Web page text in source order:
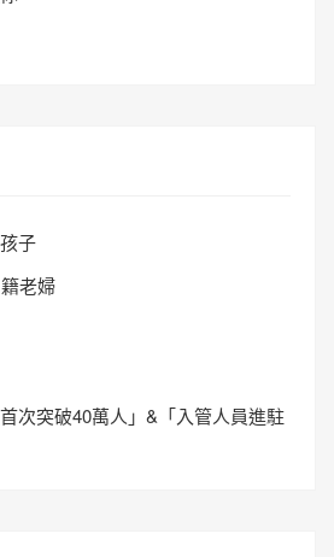
子
老婦
次突破40萬人」&「入管人員進駐